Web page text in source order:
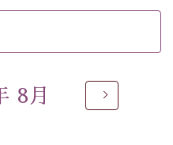
泉です。身も心も癒され
りにくい畳のお風呂で
8月